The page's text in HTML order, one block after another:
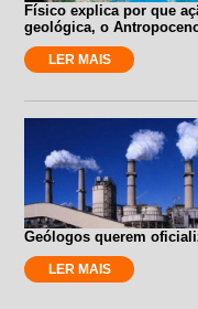
Físico explica por que
geológica, o
LER MAIS
Geólogos querem
LER MAIS